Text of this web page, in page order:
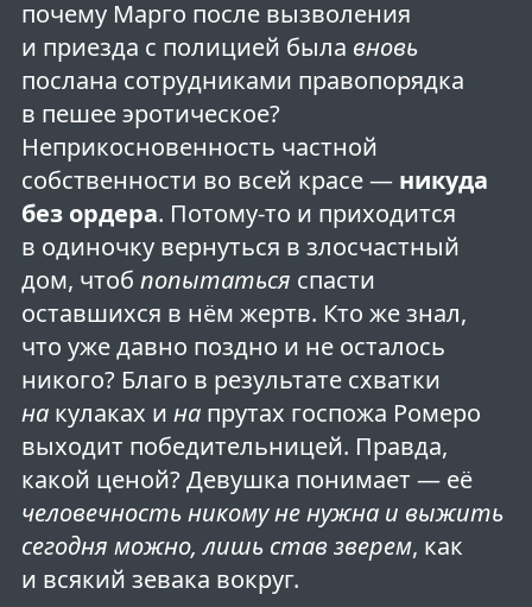
почему Марго после вызволения
и приезда с полицией была вновь
послана сотрудниками правопорядка
в пешее эротическое?
Неприкосновенность частной
собственности во всей красе — никуда
без ордера. Потому-то и приходится
в одиночку вернуться в злосчастный
дом, чтоб попытаться спасти
оставшихся в нём жертв. Кто же знал,
что уже давно поздно и не осталось
никого? Благо в результате схватки
накулаках и напрутах госпожа Ромеро
выходит победительницей. Правда,
какой ценой? Девушка понимает — её
человечность никому не нужна и выжить
сегодня можно, лишь став зверем, как
и всякий зевака вокруг.